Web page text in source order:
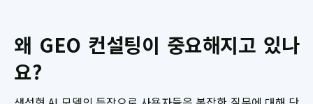
왜 GEO 컨설팅이 중요해지고 있나
요?